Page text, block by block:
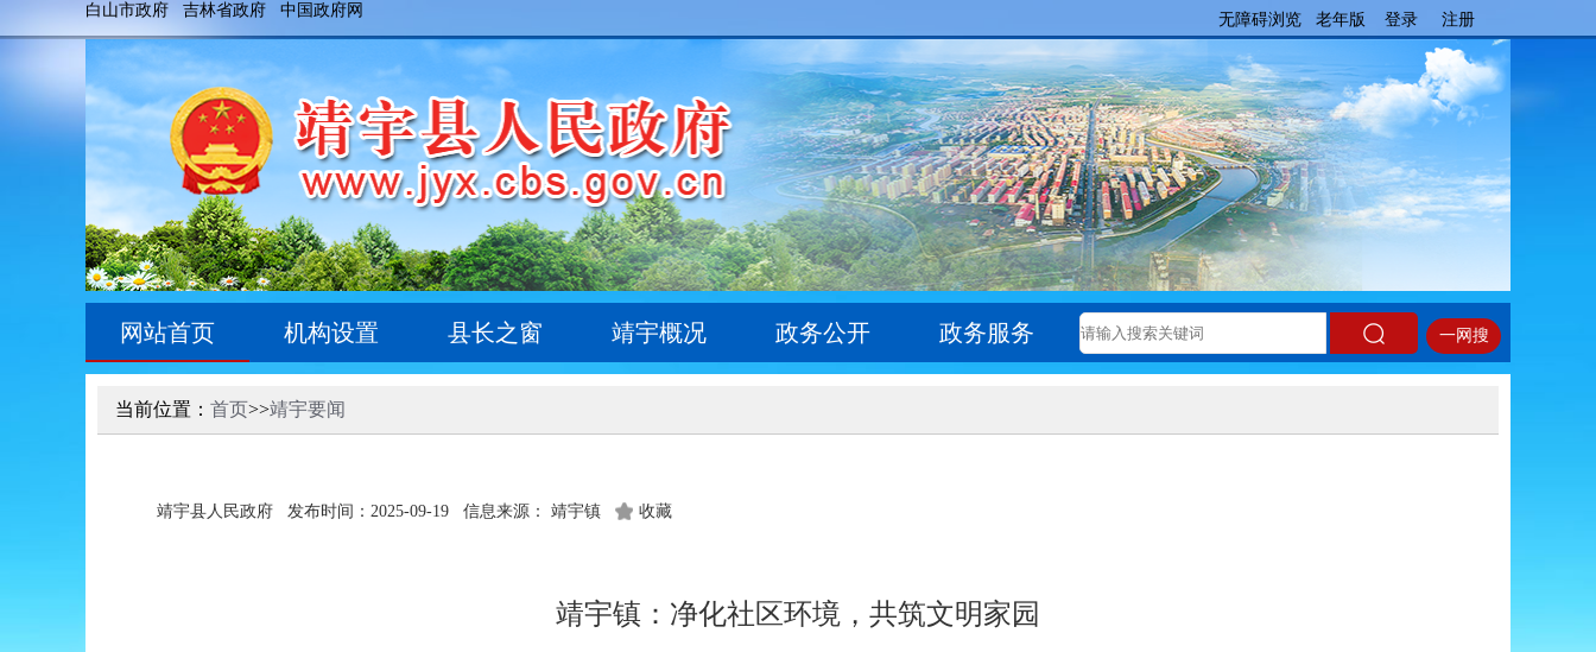
白山市政府 吉林省政府 中国政府网
无障碍浏览 老年版 登录 注册
网站首页 机构设置 县长之窗 靖宇概况 政务公开 政务服务 一网搜
当前位置： 首页>>靖宇要闻
靖宇县人民政府 发布时间：2025-09-19 信息来源： 靖宇镇 收藏
靖宇镇：净化社区环境，共筑文明家园